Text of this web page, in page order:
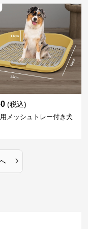
(税込)
メッシュトレー付き犬
›